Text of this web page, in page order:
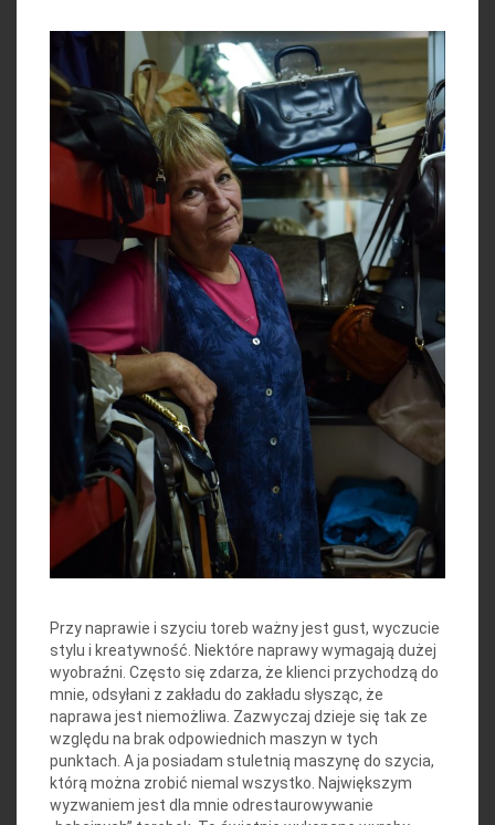
Przy naprawie i szyciu toreb ważny jest gust, wyczucie
stylu i kreatywność. Niektóre naprawy wymagają dużej
wyobraźni. Często się zdarza, że klienci przychodzą do
mnie, odsyłani z zakładu do zakładu słysząc, że
naprawa jest niemożliwa. Zazwyczaj dzieje się tak ze
względu na brak odpowiednich maszyn w tych
punktach. A ja posiadam stuletnią maszynę do szycia,
którą można zrobić niemal wszystko. Największym
wyzwaniem jest dla mnie odrestaurowywanie